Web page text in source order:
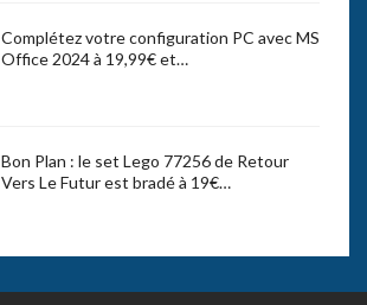
Complétez votre configuration PC avec MS
Office 2024 à 19,99€ et…
Bon Plan : le set Lego 77256 de Retour
Vers Le Futur est bradé à 19€…